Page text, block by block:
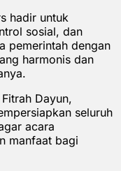
hadir untuk
sosial, dan
pemerintah dengan
harmonis dan
Dayun,
seluruh
acara
manfaat bagi